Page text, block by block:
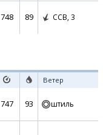
748 89 ССВ, 3
Ветер
747 93 штиль